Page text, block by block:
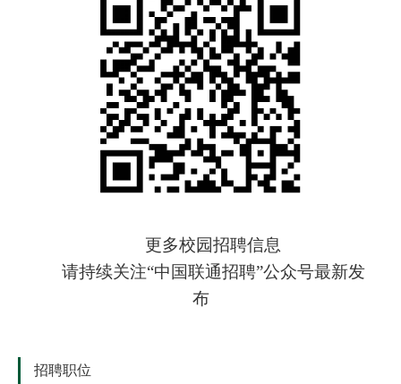
更多校园招聘信息
请持续关注“中国联通招聘”公众号最新发
布
招聘职位